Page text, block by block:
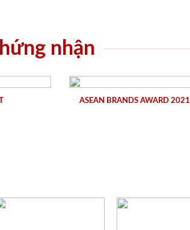
nhận
ASEAN BRANDS AWARD 2021